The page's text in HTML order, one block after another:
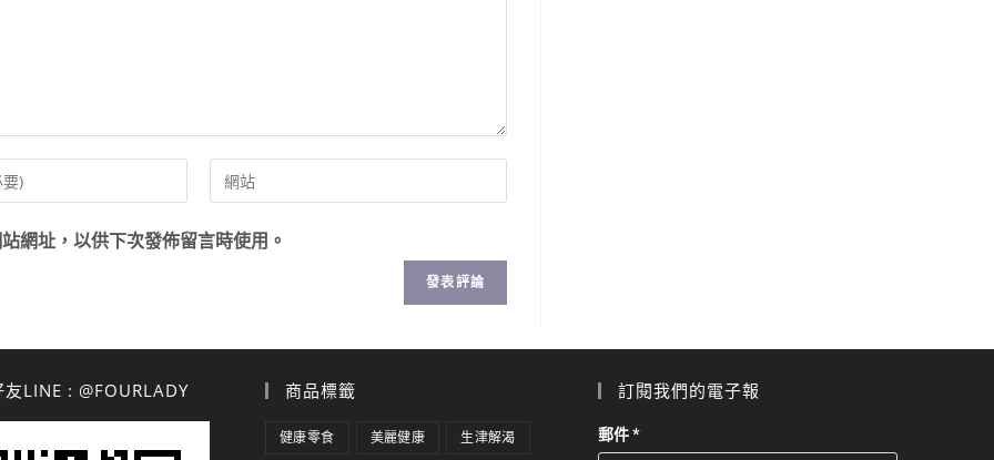
網址，以供下次發佈留言時使用。
友LINE : @FOURLADY 商品標籤
健康零食 美麗健康 生津解渴
訂閱我們的電子報
郵件*